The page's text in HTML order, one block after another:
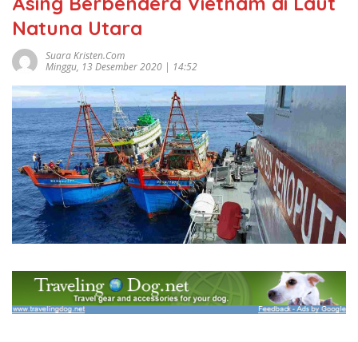
Natuna Utara
Suara Kristen.com
Minggu, 13 Desember 2020 | 14:52